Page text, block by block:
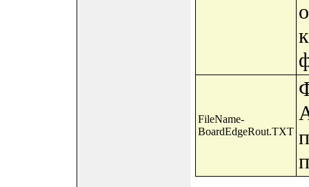
FileName-
BoardEdgeRout.TXT